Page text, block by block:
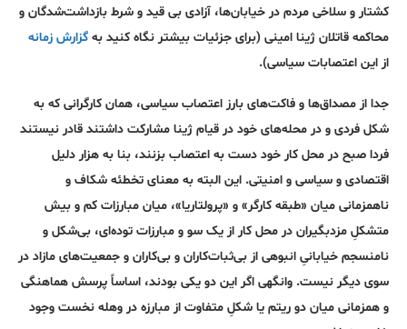
کشتار و سلاخی مردم در خیابان‌ها، آزادی بی قید و شرط بازداشت‌شدگان و
محاکمه قاتلان ژینا امینی (برای جزئیات بیشتر نگاه کنید به گزارش زمانه
از این اعتصابات سیاسی).
جدا از مصداق‌ها و فاکت‌های بارز اعتصاب سیاسی، همان کارگرانی که به
شکل فردی و در محله‌های خود در قیام ژینا مشارکت داشتند قادر نیستند
فردا صبح در محل کار خود دست به اعتصاب بزنند، بنا به هزار دلیل
اقتصادی و سیاسی و امنیتی. این البته به معنای تخطئه شکاف و
ناهمزمانی میان «طبقه کارگر» و «پرولتاریا»، میان مبارزات کم و بیش
متشکلِ مزدبگیران در محل کار از یک سو و مبارزات توده‌ای، بی‌شکل و
نامنسجم خیابانیِ انبوهی از بی‌ثبات‌کاران و بی‌کاران و جمعیت‌های مازاد در
سوی دیگر نیست. وانگهی اگر این دو یکی بودند، اساساً پرسش هماهنگی
و همزمانی میان دو ریتم یا شکلِ متفاوت از مبارزه در وهله نخست وجود